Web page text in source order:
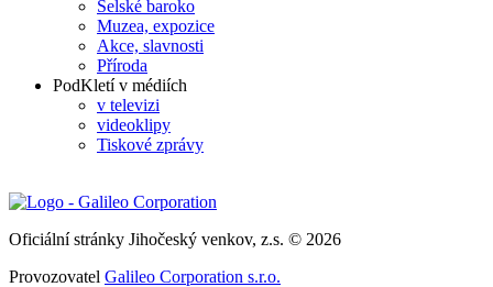
Selské baroko
Muzea, expozice
Akce, slavnosti
Příroda
PodKletí v médiích
v televizi
videoklipy
Tiskové zprávy
Oficiální stránky Jihočeský venkov, z.s. © 2026
Provozovatel Galileo Corporation s.r.o.